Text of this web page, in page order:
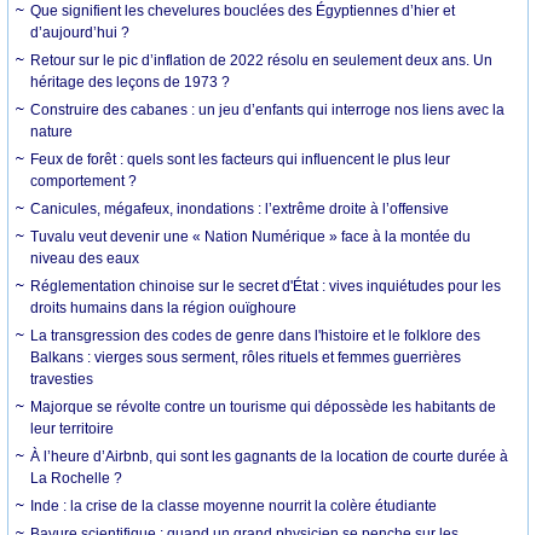
Que signifient les chevelures bouclées des Égyptiennes d’hier et
d’aujourd’hui ?
Retour sur le pic d’inflation de 2022 résolu en seulement deux ans. Un
héritage des leçons de 1973 ?
Construire des cabanes : un jeu d’enfants qui interroge nos liens avec la
nature
Feux de forêt : quels sont les facteurs qui influencent le plus leur
comportement ?
Canicules, mégafeux, inondations : l’extrême droite à l’offensive
Tuvalu veut devenir une « Nation Numérique » face à la montée du
niveau des eaux
Réglementation chinoise sur le secret d'État : vives inquiétudes pour les
droits humains dans la région ouïghoure
La transgression des codes de genre dans l'histoire et le folklore des
Balkans : vierges sous serment, rôles rituels et femmes guerrières
travesties
Majorque se révolte contre un tourisme qui dépossède les habitants de
leur territoire
À l’heure d’Airbnb, qui sont les gagnants de la location de courte durée à
La Rochelle ?
Inde : la crise de la classe moyenne nourrit la colère étudiante